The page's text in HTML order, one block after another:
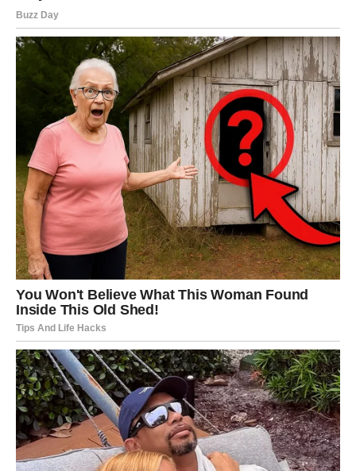
VAGA
Ljubavna poruka
Pred vama su romantični trenuci i mogućnost da odnos
pređe na viši nivo.
Poruka srca
Ne skrivajte osjećanja.
ŠKORPIJA
ISTINA KOJA MIJENJA SVE
Škorpije očekuje važan razgovor koji donosi odgovore na
pitanja koja ih dugo muče.
Ono što ćete saznati moglo bi potpuno promijeniti vaš
pogled na jednu osobu.
Poruka srca